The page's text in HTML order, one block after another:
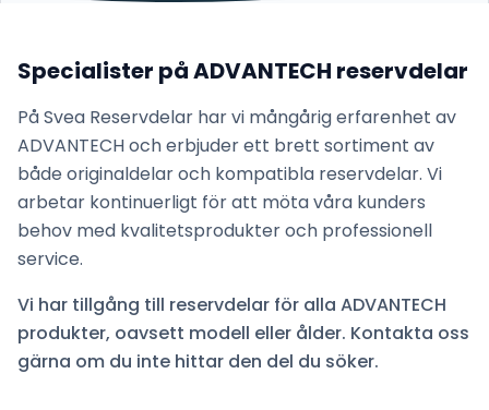
Specialister påADVANTECH reservdelar
På Svea Reservdelar har vi mångårig erfarenhet av
ADVANTECHoch erbjuder ett brett sortiment av
både originaldelar och kompatibla reservdelar. Vi
arbetar kontinuerligt för att möta våra kunders
behov med kvalitetsprodukter och professionell
service.
Vi har tillgång till reservdelar för alla ADVANTECH
produkter, oavsett modell eller ålder. Kontakta oss
gärna om du inte hittar den del du söker.